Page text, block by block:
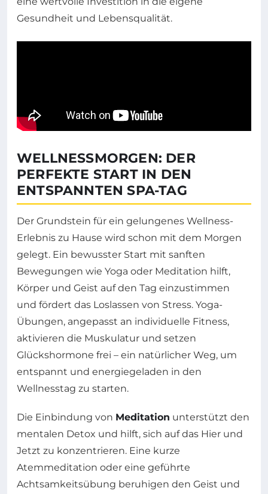
Gesundheit und Lebensqualität.
WELLNESSMORGEN: DER
PERFEKTE START IN DEN
ENTSPANNTEN SPA-TAG
Der Grundstein für ein gelungenes Wellness-
Erlebnis zu Hause wird schon mit dem Morgen
gelegt. Ein bewusster Start mit sanften
Bewegungen wie Yoga oder Meditation hilft,
Körper und Geist auf den Tag einzustimmen
und fördert das Loslassen von Stress. Yoga-
Übungen, angepasst an individuelle Fitness,
aktivieren die Muskulatur und setzen
Glückshormone frei – ein natürlicher Weg, um
entspannt und energiegeladen in den
Wellnesstag zu starten.
Die Einbindung von Meditation unterstützt den
mentalen Detox und hilft, sich auf das Hier und
Jetzt zu konzentrieren. Eine kurze
Atemmeditation oder eine geführte
Achtsamkeitsübung beruhigen den Geist und